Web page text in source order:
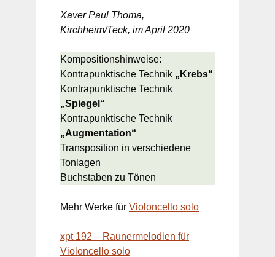
Xaver Paul Thoma,
Kirchheim/Teck, im April 2020
Kompositionshinweise:
Kontrapunktische Technik „Krebs“
Kontrapunktische Technik
„Spiegel“
Kontrapunktische Technik
„Augmentation“
Transposition in verschiedene
Tonlagen
Buchstaben zu Tönen
Mehr Werke für Violoncello solo
xpt 192 – Raunermelodien für
Violoncello solo